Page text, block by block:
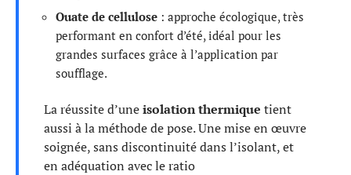
Ouate de cellulose : approche écologique, très
performant en confort d’été, idéal pour les
grandes surfaces grâce à l’application par
soufflage.
La réussite d’uneisolation thermique tient
aussi à la méthode de pose. Une mise en œuvre
soignée, sans discontinuité dans l’isolant, et
en adéquation avec le ratio